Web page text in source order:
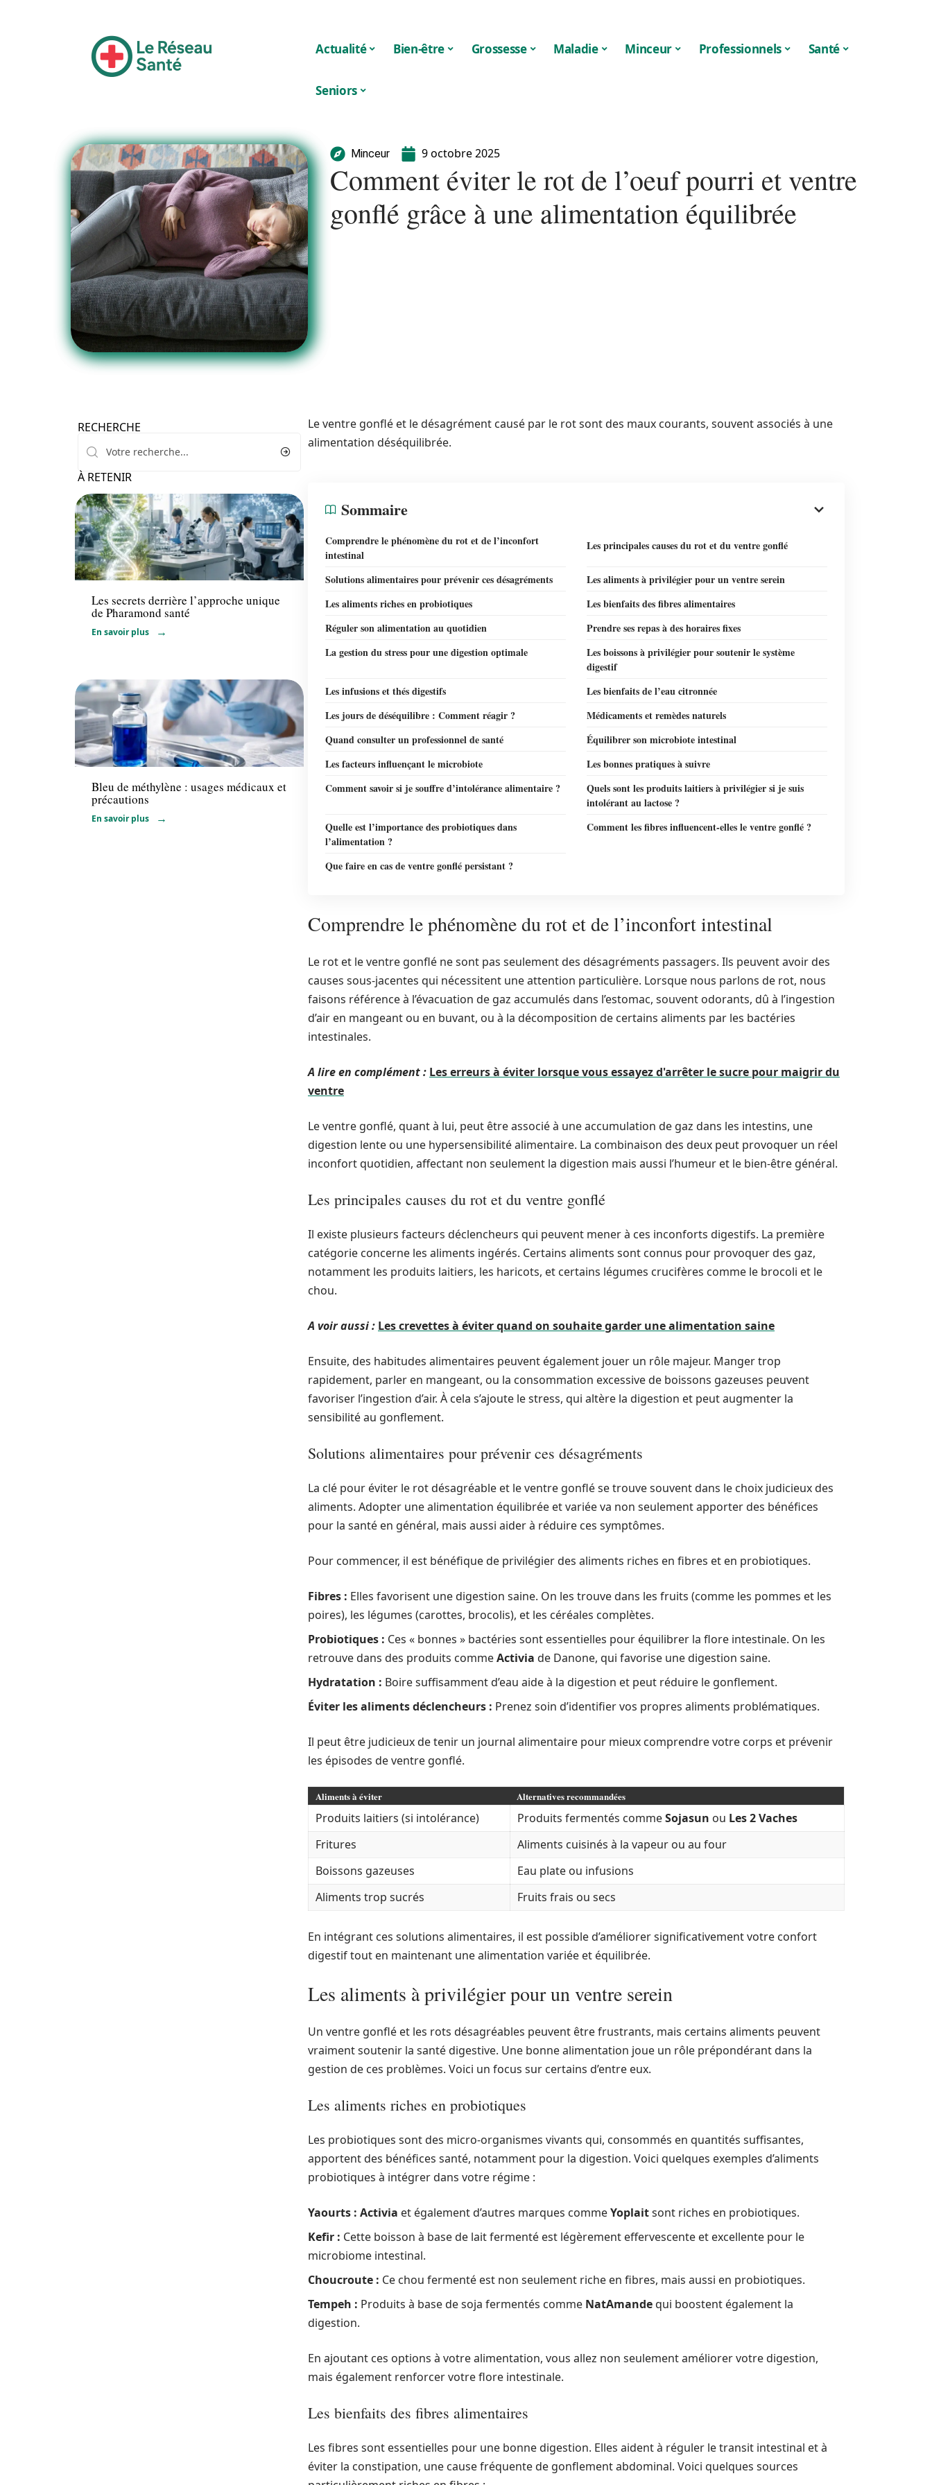
Actualité Bien-être Grossesse Maladie Minceur Professionnels Santé
Seniors
Minceur 9 octobre 2025
Comment éviter le rot de l’oeuf pourri et ventre
gonflé grâce à une alimentation équilibrée
RECHERCHE
À RETENIR
Actualité
Les secrets derrière l’approche unique
de Pharamond santé
En savoir plus
Maladie
Bleu de méthylène : usages médicaux et
précautions
En savoir plus
Le ventre gonflé et le désagrément causé par le rot sont des maux courants, souvent associés à une
alimentation déséquilibrée.
Sommaire
Comprendre le phénomène du rot et de l’inconfort
intestinal
Les principales causes du rot et du ventre gonflé
Solutions alimentaires pour prévenir ces désagréments
Les aliments à privilégier pour un ventre serein
Les aliments riches en probiotiques
Les bienfaits des fibres alimentaires
Réguler son alimentation au quotidien
Prendre ses repas à des horaires fixes
La gestion du stress pour une digestion optimale
Les boissons à privilégier pour soutenir le système
digestif
Les infusions et thés digestifs
Les bienfaits de l’eau citronnée
Les jours de déséquilibre : Comment réagir ?
Médicaments et remèdes naturels
Quand consulter un professionnel de santé
Équilibrer son microbiote intestinal
Les facteurs influençant le microbiote
Les bonnes pratiques à suivre
Comment savoir si je souffre d’intolérance alimentaire ?
Quels sont les produits laitiers à privilégier si je suis
intolérant au lactose ?
Quelle est l’importance des probiotiques dans
l’alimentation ?
Comment les fibres influencent-elles le ventre gonflé ?
Que faire en cas de ventre gonflé persistant ?
Comprendre le phénomène du rot et de l’inconfort intestinal
Le rot et le ventre gonflé ne sont pas seulement des désagréments passagers. Ils peuvent avoir des
causes sous-jacentes qui nécessitent une attention particulière. Lorsque nous parlons de rot, nous
faisons référence à l’évacuation de gaz accumulés dans l’estomac, souvent odorants, dû à l’ingestion
d’air en mangeant ou en buvant, ou à la décomposition de certains aliments par les bactéries
intestinales.
A lire en complément : Les erreurs à éviter lorsque vous essayez d'arrêter le sucre pour maigrir du
ventre
Le ventre gonflé, quant à lui, peut être associé à une accumulation de gaz dans les intestins, une
digestion lente ou une hypersensibilité alimentaire. La combinaison des deux peut provoquer un réel
inconfort quotidien, affectant non seulement la digestion mais aussi l’humeur et le bien-être général.
Les principales causes du rot et du ventre gonflé
Il existe plusieurs facteurs déclencheurs qui peuvent mener à ces inconforts digestifs. La première
catégorie concerne les aliments ingérés. Certains aliments sont connus pour provoquer des gaz,
notamment les produits laitiers, les haricots, et certains légumes crucifères comme le brocoli et le
chou.
A voir aussi : Les crevettes à éviter quand on souhaite garder une alimentation saine
Ensuite, des habitudes alimentaires peuvent également jouer un rôle majeur. Manger trop
rapidement, parler en mangeant, ou la consommation excessive de boissons gazeuses peuvent
favoriser l’ingestion d’air. À cela s’ajoute le stress, qui altère la digestion et peut augmenter la
sensibilité au gonflement.
Solutions alimentaires pour prévenir ces désagréments
La clé pour éviter le rot désagréable et le ventre gonflé se trouve souvent dans le choix judicieux des
aliments. Adopter une alimentation équilibrée et variée va non seulement apporter des bénéfices
pour la santé en général, mais aussi aider à réduire ces symptômes.
Pour commencer, il est bénéfique de privilégier des aliments riches en fibres et en probiotiques.
Fibres : Elles favorisent une digestion saine. On les trouve dans les fruits (comme les pommes et les
poires), les légumes (carottes, brocolis), et les céréales complètes.
Probiotiques : Ces « bonnes » bactéries sont essentielles pour équilibrer la flore intestinale. On les
retrouve dans des produits commeActivia de Danone, qui favorise une digestion saine.
Hydratation : Boire suffisamment d’eau aide à la digestion et peut réduire le gonflement.
Éviter les aliments déclencheurs : Prenez soin d’identifier vos propres aliments problématiques.
Il peut être judicieux de tenir un journal alimentaire pour mieux comprendre votre corps et prévenir
les épisodes de ventre gonflé.
Aliments à éviter Alternatives recommandées
Produits laitiers (si intolérance) Produits fermentés commeSojasun ou Les 2 Vaches
Fritures
Aliments cuisinés à la vapeur ou au four
Boissons gazeuses
Eau plate ou infusions
Aliments trop sucrés
Fruits frais ou secs
En intégrant ces solutions alimentaires, il est possible d’améliorer significativement votre confort
digestif tout en maintenant une alimentation variée et équilibrée.
Les aliments à privilégier pour un ventre serein
Un ventre gonflé et les rots désagréables peuvent être frustrants, mais certains aliments peuvent
vraiment soutenir la santé digestive. Une bonne alimentation joue un rôle prépondérant dans la
gestion de ces problèmes. Voici un focus sur certains d’entre eux.
Les aliments riches en probiotiques
Les probiotiques sont des micro-organismes vivants qui, consommés en quantités suffisantes,
apportent des bénéfices santé, notamment pour la digestion. Voici quelques exemples d’aliments
probiotiques à intégrer dans votre régime :
Yaourts : Activia et également d’autres marques commeYoplaitsont riches en probiotiques.
Kefir : Cette boisson à base de lait fermenté est légèrement effervescente et excellente pour le
microbiome intestinal.
Choucroute : Ce chou fermenté est non seulement riche en fibres, mais aussi en probiotiques.
Tempeh : Produits à base de soja fermentés comme NatAmandequi boostent également la
digestion.
En ajoutant ces options à votre alimentation, vous allez non seulement améliorer votre digestion,
mais également renforcer votre flore intestinale.
Les bienfaits des fibres alimentaires
Les fibres sont essentielles pour une bonne digestion. Elles aident à réguler le transit intestinal et à
éviter la constipation, une cause fréquente de gonflement abdominal. Voici quelques sources